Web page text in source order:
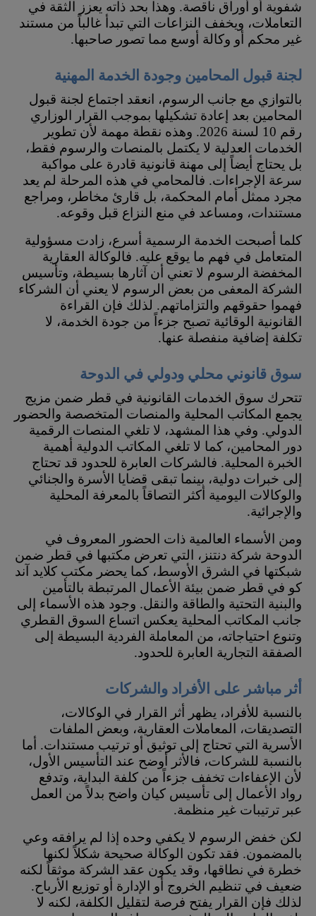
شفوية أو أوراق ناقصة. وهذا بحد ذاته يعزز الثقة في
التعاملات، ويخفف النزاعات التي تبدأ غالباً من مستند
غير محكم أو وكالة أوسع مما تصور صاحبها.
لجنة قبول المحامين وجودة الخدمة المهنية
بالتوازي مع جانب الرسوم، انعقد اجتماع لجنة قبول
المحامين بعد إعادة تشكيلها بموجب القرار الوزاري
رقم 10 لسنة 2026. وهذه نقطة مهمة لأن تطوير
الخدمات العدلية لا يكتمل بالمنصات والرسوم فقط،
بل يحتاج أيضاً إلى مهنة قانونية قادرة على مواكبة
سرعة الإجراءات. فالمحامي في هذه المرحلة لم يعد
مجرد ممثل أمام المحكمة، بل قارئ مخاطر، ومراجع
مستندات، ومساعد في منع النزاع قبل وقوعه.
كلما أصبحت الخدمة الرسمية أسرع، زادت مسؤولية
المتعامل في فهم ما يوقع عليه. فالوكالة العقارية
المخفضة الرسوم لا تعني أن آثارها بسيطة، وتأسيس
الشركة المعفى من بعض الرسوم لا يعني أن الشركاء
فهموا حقوقهم والتزاماتهم. لذلك فإن القراءة
القانونية الوقائية تصبح جزءاً من جودة الخدمة، لا
تكلفة إضافية منفصلة عنها.
سوق قانوني محلي ودولي في الدوحة
تتحرك سوق الخدمات القانونية في قطر ضمن مزيج
يجمع المكاتب المحلية والمنصات المتخصصة والحضور
الدولي. وفي هذا المشهد، لا تلغي المنصات الرقمية
دور المحامين، كما لا تلغي المكاتب الدولية أهمية
الخبرة المحلية. فالشركات العابرة للحدود قد تحتاج
إلى خبرات دولية، بينما تبقى قضايا الأسرة والجنائي
والوكالات اليومية أكثر التصاقاً بالمعرفة المحلية
والإجرائية.
ومن الأسماء العالمية ذات الحضور المعروف في
الدوحة شركة دنتنز، التي تعرض مكتبها في قطر ضمن
شبكتها في الشرق الأوسط، كما يحضر مكتب كلايد آند
كو في قطر ضمن بيئة الأعمال المرتبطة بالتأمين
والبنية التحتية والطاقة والنقل. وجود هذه الأسماء إلى
جانب المكاتب المحلية يعكس اتساع السوق القطري
وتنوع احتياجاته، من المعاملة الفردية البسيطة إلى
الصفقة التجارية العابرة للحدود.
أثر مباشر على الأفراد والشركات
بالنسبة للأفراد، يظهر أثر القرار في الوكالات،
التصديقات، المعاملات العقارية، وبعض الملفات
الأسرية التي تحتاج إلى توثيق أو ترتيب مستندات. أما
بالنسبة للشركات، فالأثر أوضح عند التأسيس الأول،
لأن الإعفاءات تخفف جزءاً من كلفة البداية، وتدفع
رواد الأعمال إلى تأسيس كيان واضح بدلاً من العمل
عبر ترتيبات غير منظمة.
لكن خفض الرسوم لا يكفي وحده إذا لم يرافقه وعي
بالمضمون. فقد تكون الوكالة صحيحة شكلاً لكنها
خطرة في نطاقها، وقد يكون عقد الشركة موثقاً لكنه
ضعيف في تنظيم الخروج أو الإدارة أو توزيع الأرباح.
لذلك فإن القرار يفتح فرصة لتقليل الكلفة، لكنه لا